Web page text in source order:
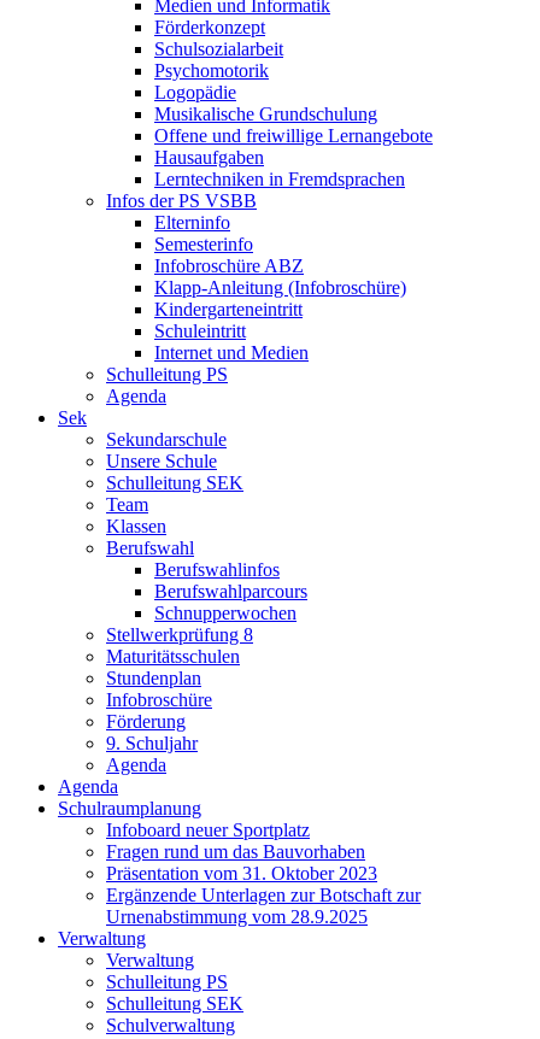
Medien und Informatik
Förderkonzept
Schulsozialarbeit
Psychomotorik
Logopädie
Musikalische Grundschulung
Offene und freiwillige Lernangebote
Hausaufgaben
Lerntechniken in Fremdsprachen
Infos der PS VSBB
Elterninfo
Semesterinfo
Infobroschüre ABZ
Klapp-Anleitung (Infobroschüre)
Kindergarteneintritt
Schuleintritt
Internet und Medien
Schulleitung PS
Agenda
Sek
Sekundarschule
Unsere Schule
Schulleitung SEK
Team
Klassen
Berufswahl
Berufswahlinfos
Berufswahlparcours
Schnupperwochen
Stellwerkprüfung 8
Maturitätsschulen
Stundenplan
Infobroschüre
Förderung
9. Schuljahr
Agenda
Agenda
Schulraumplanung
Infoboard neuer Sportplatz
Fragen rund um das Bauvorhaben
Präsentation vom 31. Oktober 2023
Ergänzende Unterlagen zur Botschaft zur
Urnenabstimmung vom 28.9.2025
Verwaltung
Verwaltung
Schulleitung PS
Schulleitung SEK
Schulverwaltung